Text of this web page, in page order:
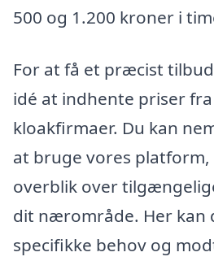
500 og 1.200 kroner i
For at få et præcist
idé at indhente priser
kloakfirmaer. Du kan
at bruge vores
overblik over
dit nærområde. Her kan
specifikke behov og